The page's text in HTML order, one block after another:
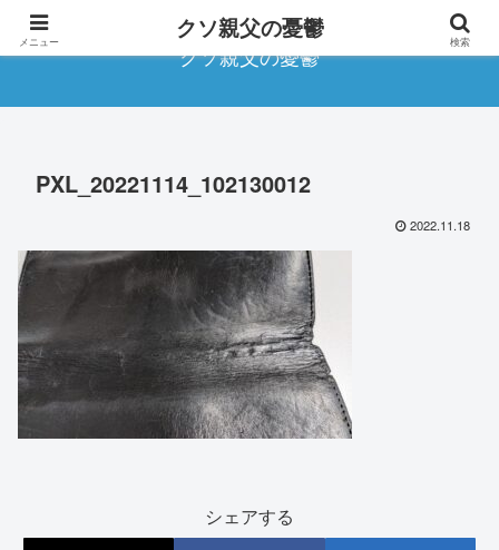
クソ親父の憂鬱
PXL_20221114_102130012
2022.11.18
シェアする
メニュー クソ親父の憂鬱 検索